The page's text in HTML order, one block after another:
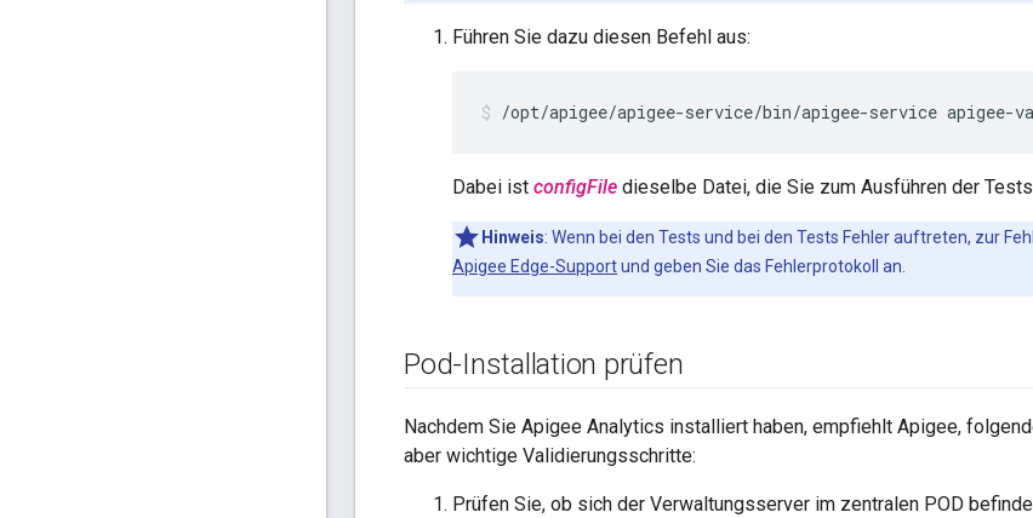
Führen Sie dazu diesen Befehl aus:
/opt/apigee/apigee-service/bin/apigee-service apigee-
Dabei ist configFile dieselbe Datei, die Sie zum Ausführen der
Hinweis: Wenn bei den Tests und bei den Tests Fehler auftreten, zur
Apigee Edge-Supportund geben Sie das Fehlerprotokoll an.
Pod-Installation prüfen
Nachdem Sie Apigee Analytics installiert haben, empfiehlt Apigee,
aber wichtige Validierungsschritte:
Prüfen Sie, ob sich der Verwaltungsserver im zentralen POD